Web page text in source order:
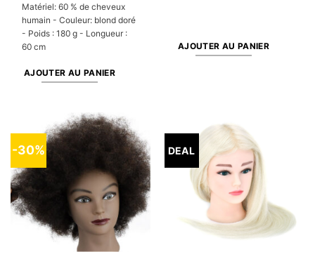
Matériel: 60 % de cheveux
humain - Couleur: blond doré
- Poids : 180 g - Longueur :
60 cm
AJOUTER AU PANIER
AJOUTER AU PANIER
-30% DEAL